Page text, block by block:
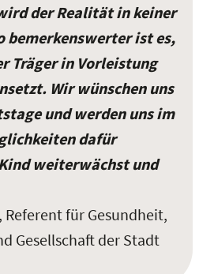
der Realität in keiner
bemerkenswerter ist es,
Träger in Vorleistung
Wir wünschen uns
und werden uns im
dafür
weiterwächst und
für Gesundheit,
Gesellschaft der Stadt